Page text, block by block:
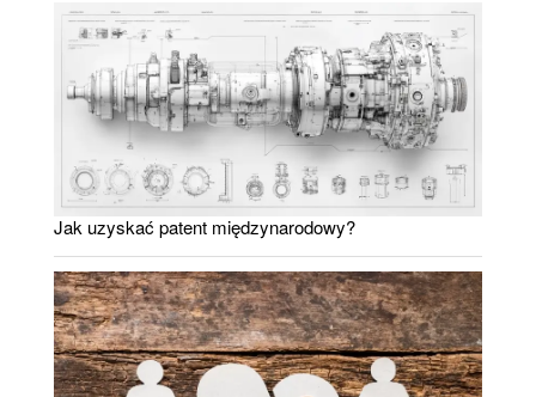
Jak uzyskać patent międzynarodowy?